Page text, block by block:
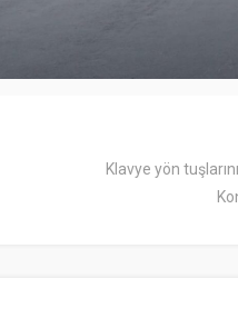
Klavye yön